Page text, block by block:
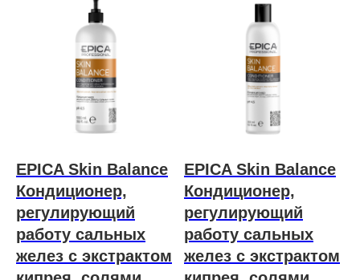
EPICA Skin Balance
Кондиционер,
регулирующий
работу сальных
желез с экстрактом
EPICA Skin Balance
Кондиционер,
регулирующий
работу сальных
желез с экстрактом